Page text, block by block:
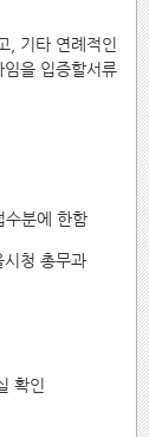
, 기타 연례적인
을 입증할서류
분에 한함
청 총무과
확인